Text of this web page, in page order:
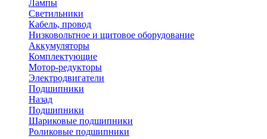
Лампы
Светильники
Кабель, провод
Низковольтное и щитовое оборудование
Аккумуляторы
Комплектующие
Мотор-редукторы
Электродвигатели
Подшипники
Назад
Подшипники
Шариковые подшипники
Роликовые подшипники